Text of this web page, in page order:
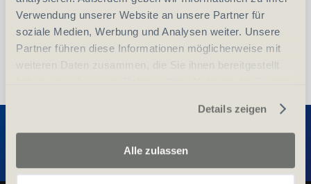
Verwendung unserer Website an unsere Partner für
soziale Medien, Werbung und Analysen weiter. Unsere
Partner führen diese Informationen möglicherweise mit
weiteren Daten zusammen, die Sie ihnen bereitgestellt
Details zeigen
Alle zulassen
Entdecken Sie weitere Produkte